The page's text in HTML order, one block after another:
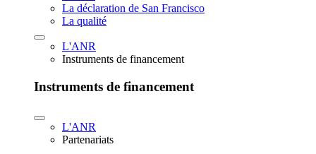
La déclaration de San Francisco
La qualité
L'ANR
Instruments de financement
Instruments de financement
L'ANR
Partenariats